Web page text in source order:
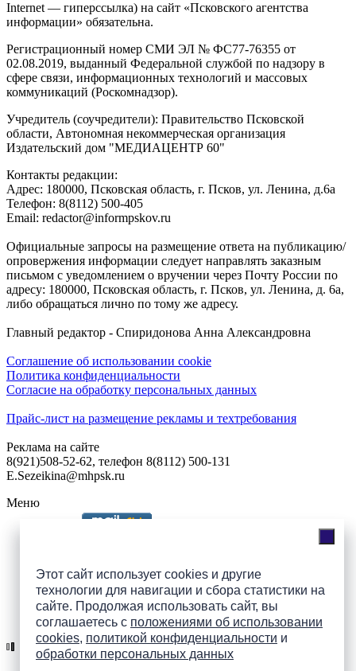
Этот сайт использует cookies и другие
технологии для навигации и сбора статистики на
сайте. Продолжая использовать сайт, вы
соглашаетесь с положениями об использовании
cookies, политикой конфиденциальности и
обработки персональных данных
Internet — гиперссылка) на сайт «Псковского агентства
информации» обязательна.
Регистрационный номер СМИ ЭЛ № ФС77-76355 от
02.08.2019, выданный Федеральной службой по надзору в
сфере связи, информационных технологий и массовых
коммуникаций (Роскомнадзор).
Учредитель (соучредители): Правительство Псковской
области, Автономная некоммерческая организация
Издательский дом "МЕДИАЦЕНТР 60"
Контакты редакции:
Адреc: 180000, Псковская область, г. Псков, ул. Ленина, д.6а
Телефон: 8(8112) 500-405
Email: redactor@informpskov.ru
Официальные запросы на размещение ответа на публикацию/
опровержения информации следует направлять заказным
письмом с уведомлением о вручении через Почту России по
адресу: 180000, Псковская область, г. Псков, ул. Ленина, д. 6а,
либо обращаться лично по тому же адресу.
Главный редактор - Спиридонова Анна Александровна
Соглашение об использовании cookie
Политика конфиденциальности
Согласие на обработку персональных данных
Прайс-лист на размещение рекламы и техтребования
Реклама на сайте
8(921)508-52-62, телефон 8(8112) 500-131
E.Sezeikina@mhpsk.ru
Меню
Подпишись на группы
ПАИ в соцсетях!